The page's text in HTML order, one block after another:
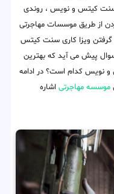
سنت کیتس و نویس ، روندی
از طریق موسسات مهاجرتی
گرفتن ویزا کاری سنت کیتس
پیش می آید که بهترین
نویس کدام است؟ در ادامه
موسسه مهاجرتی اشاره